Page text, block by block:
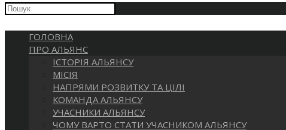
НА
ВЕБ-
САЙТІ
Press
Escape
to
search
ГОЛОВНА
ПРО АЛЬЯНС
ІСТОРІЯ АЛЬЯНСУ
МІСІЯ
НАПРЯМИ РОЗВИТКУ ТА ЦІЛІ
КОМАНДА АЛЬЯНСУ
УЧАСНИКИ АЛЬЯНСУ
ЧОМУ ВАРТО СТАТИ УЧАСНИКОМ АЛЬЯНСУ